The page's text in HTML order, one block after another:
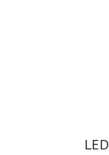
LED